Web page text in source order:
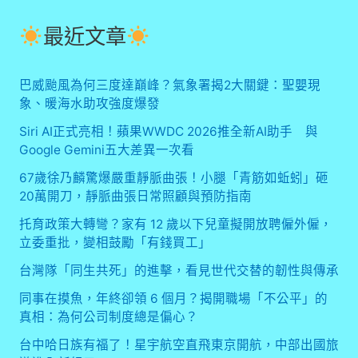
最近文章
巴威颱風為何三度達巔峰？氣象署揭2大關鍵：聖嬰現
象、暖海水助攻強度爆發
Siri AI正式亮相！蘋果WWDC 2026推全新AI助手 與
Google Gemini五大差異一次看
67歲徐乃麟驚爆嚴重靜脈曲張！小腿「青筋如蚯蚓」砸
20萬開刀，靜脈曲張日常照顧與預防指南
托育政策大轉彎？家有 12 歲以下兒童擬開放聘僱外僱，
立委重批，變相鼓勵「有錢買工」
台灣隊「同生共死」的進擊，看見世代交替的韌性與傳承
同事在摸魚，年終卻領 6 個月？揭開職場「不公平」的
真相：為何公司制度總是偏心？
台中哈日族有福了！星宇航空直飛東京開航，中部出國旅